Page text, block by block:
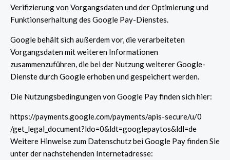
Verifizierung von Vorgangsdaten und der Optimierung und
Funktionserhaltung des Google Pay-Dienstes.
Google behält sich außerdem vor, die verarbeiteten
Vorgangsdaten mit weiteren Informationen
zusammenzuführen, die bei der Nutzung weiterer Google-
Dienste durch Google erhoben und gespeichert werden.
Die Nutzungsbedingungen von Google Pay finden sich hier:
https://payments.google.com/payments/apis-secure/u/0
/get_legal_document?ldo=0&ldt=googlepaytos&ldl=de
Weitere Hinweise zum Datenschutz bei Google Pay finden Sie
unter der nachstehenden Internetadresse: